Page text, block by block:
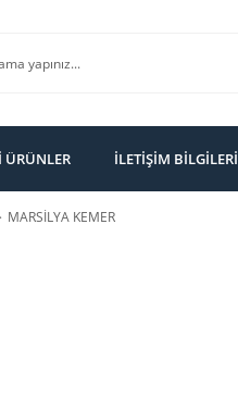
ÜRÜNLER İLETİŞİM BİLGİLERİ
MARSİLYA KEMER